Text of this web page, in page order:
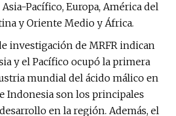
Pacífico, Europa, América del
y Oriente Medio y África.
investigación de MRFR indican
y el Pacífico ocupó la primera
mundial del ácido málico en
Indonesia son los principales
en la región. Además, el